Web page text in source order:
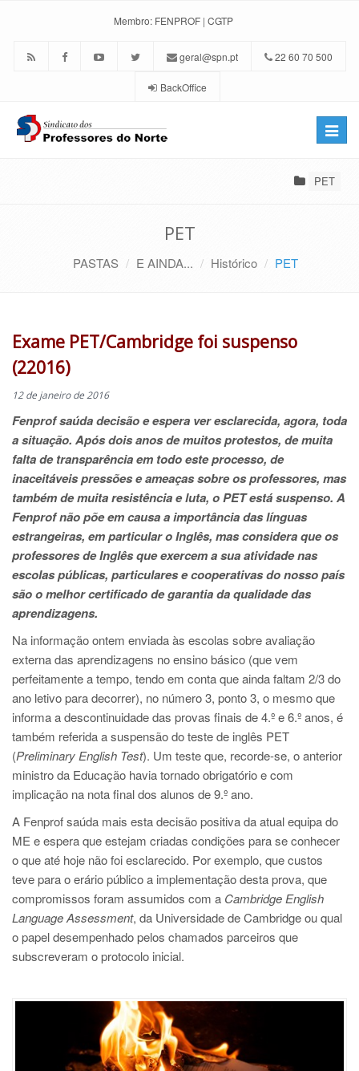
Membro: FENPROF | CGTP
geral@spn.pt 22 60 70 500
BackOffice
Toggle
PET
PET
PASTAS E AINDA... Histórico PET
Exame PET/Cambridge foi suspenso
(22016)
12 de janeiro de 2016
Fenprof saúda decisão e espera ver esclarecida, agora, toda
a situação. Após dois anos de muitos protestos, de muita
falta de transparência em todo este processo, de
inaceitáveis pressões e ameaças sobre os professores, mas
também de muita resistência e luta, o PET está suspenso. A
Fenprof não põe em causa a importância das línguas
estrangeiras, em particular o Inglês, mas considera que os
professores de Inglês que exercem a sua atividade nas
escolas públicas, particulares e cooperativas do nosso país
são o melhor certificado de garantia da qualidade das
aprendizagens.
Na informação ontem enviada às escolas sobre avaliação
externa das aprendizagens no ensino básico (que vem
perfeitamente a tempo, tendo em conta que ainda faltam 2/3 do
ano letivo para decorrer), no número 3, ponto 3, o mesmo que
informa a descontinuidade das provas finais de 4.º e 6.º anos, é
também referida a suspensão do teste de inglês PET
(Preliminary English Test). Um teste que, recorde-se, o anterior
ministro da Educação havia tornado obrigatório e com
implicação na nota final dos alunos de 9.º ano.
A Fenprof saúda mais esta decisão positiva da atual equipa do
ME e espera que estejam criadas condições para se conhecer
o que até hoje não foi esclarecido. Por exemplo, que custos
teve para o erário público a implementação desta prova, que
compromissos foram assumidos com a Cambridge English
Language Assessment, da Universidade de Cambridge ou qual
o papel desempenhado pelos chamados parceiros que
subscreveram o protocolo inicial.